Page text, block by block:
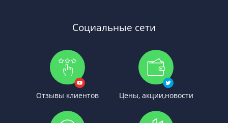
Социальные сети
Отзывы клиентов Цены, акции,новости